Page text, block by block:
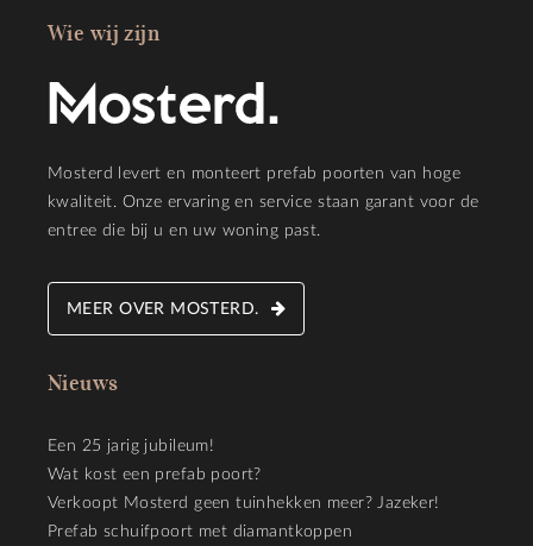
Wie wij zijn
Mosterd levert en monteert prefab poorten van hoge
kwaliteit. Onze ervaring en service staan garant voor de
entree die bij u en uw woning past.
MEER OVER MOSTERD.
Nieuws
Een 25 jarig jubileum!
Wat kost een prefab poort?
Verkoopt Mosterd geen tuinhekken meer? Jazeker!
Prefab schuifpoort met diamantkoppen